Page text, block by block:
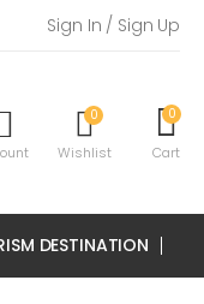
Sign In / Sign Up
0
Wishlist
0
Cart
DESTINATION